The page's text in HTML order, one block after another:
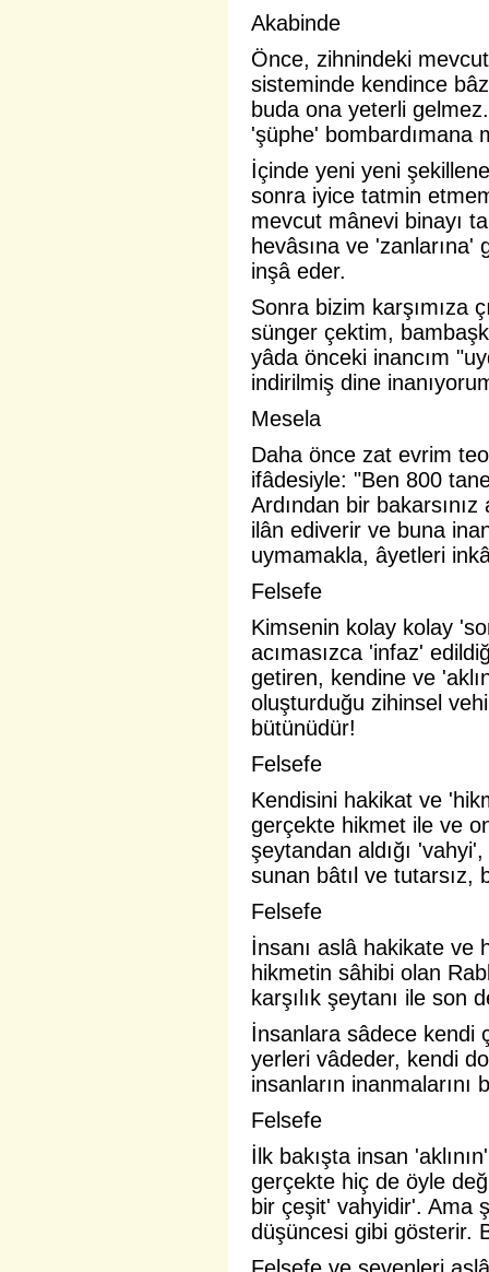
Akabinde
Önce, zihnindeki
sisteminde kendince
buda ona yeterli
'şüphe' bombardımana
İçinde yeni yeni
sonra iyice tatmin
mevcut mânevi binayı
hevâsına ve
inşâ eder.
Sonra bizim karşımıza
sünger çektim,
yâda önceki inancım
indirilmiş dine
Mesela
Daha önce zat evrim
ifâdesiyle: "Ben 800
Ardından bir
ilân ediverir ve buna
uymamakla, âyetleri
Felsefe
Kimsenin kolay kolay
acımasızca 'infaz'
getiren, kendine ve
oluşturduğu zihinsel
bütünüdür!
Felsefe
Kendisini hakikat ve
gerçekte hikmet ile ve
şeytandan aldığı
sunan bâtıl ve tutarsız,
Felsefe
İnsanı aslâ hakikate ve
hikmetin sâhibi olan
karşılık şeytanı ile son
İnsanlara sâdece kendi
yerleri vâdeder, kendi
insanların inanmalarını
Felsefe
İlk bakışta insan
gerçekte hiç de öyle
bir çeşit' vahyidir'. Ama
düşüncesi gibi gösterir.